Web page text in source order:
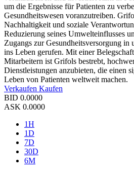
um die Ergebnisse für Patienten zu
Gesundheitswesen voranzutreiben.
Nachhaltigkeit und soziale
Reduzierung seines Umwelteinflusses
Zugangs zur Gesundheitsversorgung in
ins Leben gerufen. Mit einer
Mitarbeitern ist Grifols bestrebt,
Dienstleistungen anzubieten, die einen
Leben von Patienten weltweit machen.
Verkaufen Kaufen
BID 0.0000
ASK 0.0000
1H
1D
7D
30D
6M